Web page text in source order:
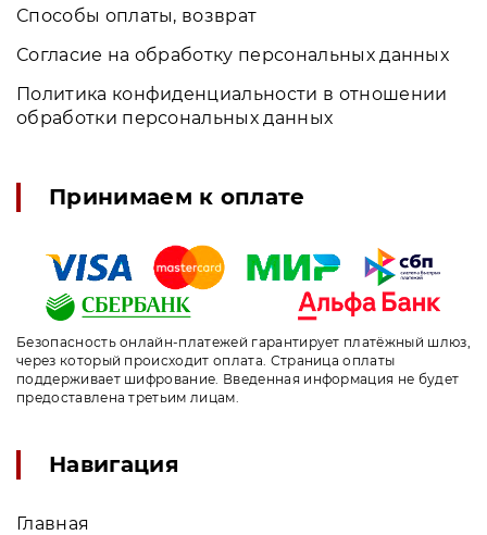
Способы оплаты, возврат
Согласие на обработку персональных данных
Политика конфиденциальности в отношении
обработки персональных данных
Принимаем к оплате
Безопасность онлайн-платежей гарантирует платёжный шлюз,
через который происходит оплата. Страница оплаты
поддерживает шифрование. Введенная информация не будет
предоставлена третьим лицам.
Навигация
Главная